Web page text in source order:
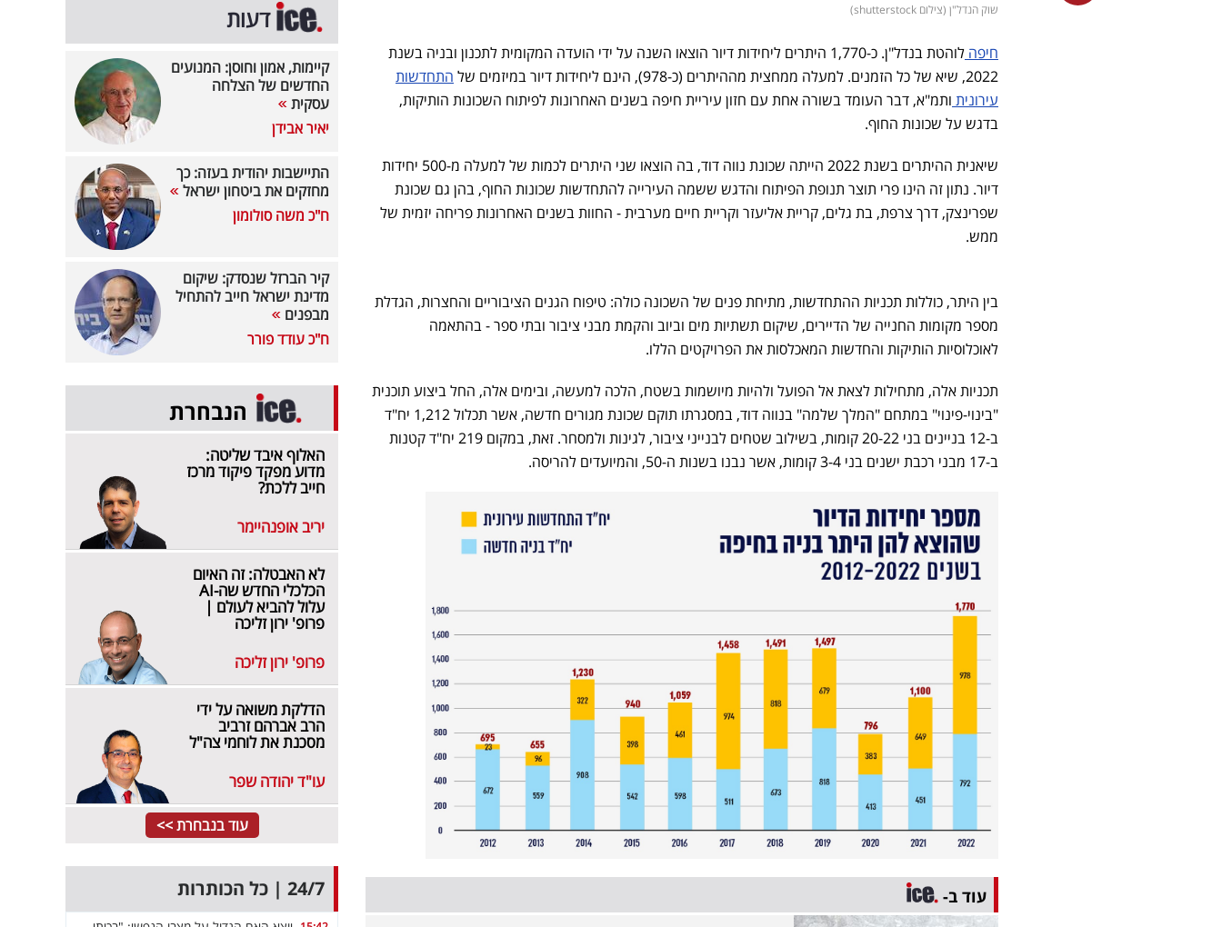
שוק הנדל"ן (צילום shutterstock)
חיפה
לוהטת בנדל"ן. כ-1,770 היתרים ליחידות דיור הוצאו השנה על ידי הועדה המקומית לתכנון ובניה בשנת
2022, שיא של כל הזמנים. למעלה ממחצית מההיתרים (כ-978), הינם ליחידות דיור במיזמים של
התחדשות
עירונית ותמ"א, דבר העומד בשורה אחת עם חזון עיריית חיפה בשנים האחרונות לפיתוח השכונות הותיקות,
בדגש על שכונות החוף.
שיאנית ההיתרים בשנת 2022 הייתה שכונת נווה דוד, בה הוצאו שני היתרים לכמות של למעלה מ-500 יחידות
דיור. נתון זה הינו פרי תוצר תנופת הפיתוח והדגש ששמה העירייה להתחדשות שכונות החוף, בהן גם שכונת
שפרינצק, דרך צרפת, בת גלים, קריית אליעזר וקריית חיים מערבית - החוות בשנים האחרונות פריחה יזמית של
ממש.
בין היתר, כוללות תכניות ההתחדשות, מתיחת פנים של השכונה כולה: טיפוח הגנים הציבוריים והחצרות, הגדלת
מספר מקומות החנייה של הדיירים, שיקום תשתיות מים וביוב והקמת מבני ציבור ובתי ספר - בהתאמה
לאוכלוסיות הותיקות והחדשות המאכלסות את הפרויקטים הללו.
תכניות אלה, מתחילות לצאת אל הפועל ולהיות מיושמות בשטח, הלכה למעשה, ובימים אלה, החל ביצוע תוכנית
"בינוי-פינוי" במתחם "המלך שלמה" בנווה דוד, במסגרתו תוקם שכונת מגורים חדשה, אשר תכלול 1,212 יח"ד
ב-12 בניינים בני 20-22 קומות, בשילוב שטחים לבנייני ציבור, לגינות ולמסחר. זאת, במקום 219 יח"ד קטנות
ב-17 מבני רכבת ישנים בני 3-4 קומות, אשר נבנו בשנות ה-50, והמיועדים להריסה.
עוד ב-
דעות
קיימות, אמון וחוסן: המנועים
החדשים של הצלחה
עסקית
יאיר אבידן
התיישבות יהודית בעזה: כך
מחזקים את ביטחון ישראל
ח"כ משה סולומון
קיר הברזל שנסדק: שיקום
מדינת ישראל חייב להתחיל
מבפנים
ח"כ עודד פורר
הנבחרת
האלוף איבד שליטה:
מדוע מפקד פיקוד מרכז
חייב ללכת?
יריב אופנהיימר
לא האבטלה: זה האיום
הכלכלי החדש שה-AI
עלול להביא לעולם |
פרופ' ירון זליכה
פרופ' ירון זליכה
הדלקת משואה על ידי
הרב אברהם זרביב
מסכנת את לוחמי צה"ל
עו"ד יהודה שפר
עוד בנבחרת >>
24/7 | כל הכותרות